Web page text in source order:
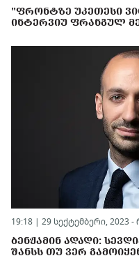
"ᲤᲠᲝᲜᲢᲖᲔ ᲣᲙᲔᲗᲔᲡᲘ
ᲘᲜᲢᲔᲠᲕᲘᲣ ᲤᲠᲐᲜᲒᲣᲚ
19:18 | 29 სექტემბერი, 2023 -
ᲑᲔᲜᲟᲐᲛᲘᲜ ᲐᲓᲐᲓᲘ:
ᲨᲐᲜᲡᲡ ᲗᲣ ᲕᲔᲠ